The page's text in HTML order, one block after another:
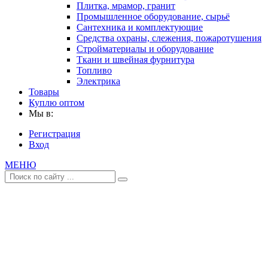
Плитка, мрамор, гранит
Промышленное оборудование, сырьё
Сантехника и комплектующие
Средства охраны, слежения, пожаротушения
Стройматериалы и оборудование
Ткани и швейная фурнитура
Топливо
Электрика
Товары
Куплю оптом
Мы в:
Регистрация
Вход
МЕНЮ